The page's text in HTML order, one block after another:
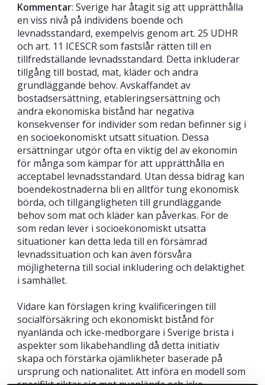
Kommentar: Sverige har åtagit sig att upprätthålla
en viss nivå på individens boende och
levnadsstandard, exempelvis genom art. 25 UDHR
och art. 11 ICESCR som fastslår rätten till en
tillfredställande levnadsstandard. Detta inkluderar
tillgång till bostad, mat, kläder och andra
grundläggande behov. Avskaffandet av
bostadsersättning, etableringsersättning och
andra ekonomiska bistånd har negativa
konsekvenser för individer som redan befinner sig i
en socioekonomiskt utsatt situation. Dessa
ersättningar utgör ofta en viktig del av ekonomin
för många som kämpar för att upprätthålla en
acceptabel levnadsstandard. Utan dessa bidrag kan
boendekostnaderna bli en alltför tung ekonomisk
börda, och tillgängligheten till grundläggande
behov som mat och kläder kan påverkas. För de
som redan lever i socioekonomiskt utsatta
situationer kan detta leda till en försämrad
levnadssituation och kan även försvåra
möjligheterna till social inkludering och delaktighet
i samhället.
Vidare kan förslagen kring kvalificeringen till
socialförsäkring och ekonomiskt bistånd för
nyanlända och icke-medborgare i Sverige brista i
aspekter som likabehandling då detta initiativ
skapa och förstärka ojämlikheter baserade på
ursprung och nationalitet. Att införa en modell som